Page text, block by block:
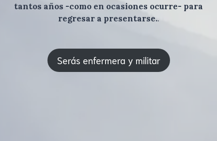
tantos años -como en ocasiones ocurre- para
regresar a presentarse..
Serás enfermera y militar